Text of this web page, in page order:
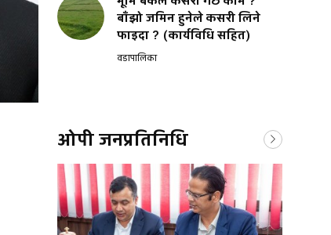
बाँझो जमिन हुनेले कसरी लिने
फाइदा ? (कार्यविधि सहित)
वडापालिका
ओपी जनप्रतिनिधि